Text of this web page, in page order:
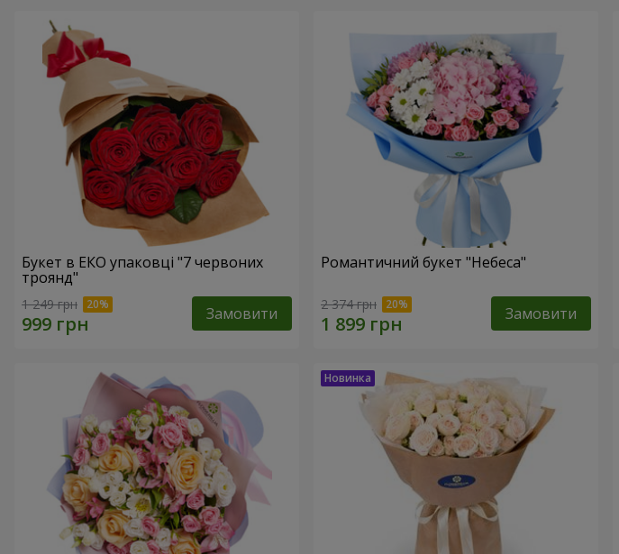
Букет в ЕКО упаковці "7 червоних
троянд"
1 249 грн Замовити
Романтичний букет "Небеса"
2 374 грн Замовити